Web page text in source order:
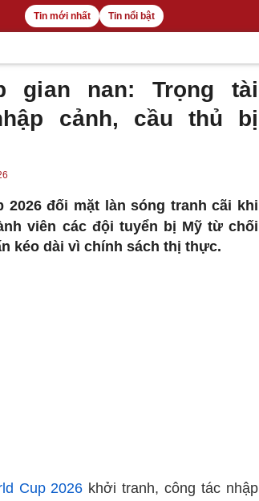
Tin mới nhất Tin nổi bật
gian nan: Trọng tài
cảnh, cầu thủ bị
2026 đối mặt làn sóng tranh cãi khi
viên các đội tuyển bị Mỹ từ chối
kéo dài vì chính sách thị thực.
Cup 2026 khởi tranh, công tác nhập